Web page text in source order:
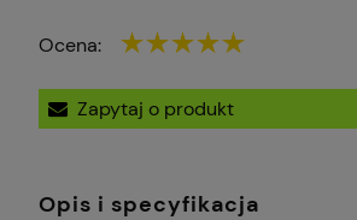
Ocena:
Zapytaj o produkt
Opis i specyfikacja